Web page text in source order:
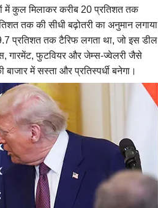
में कुल मिलाकर करीब 20 प्रतिशत तक
तक की सीधी बढ़ोतरी का अनुमान लगाया
प्रतिशत तक टैरिफ लगता था, जो इस डील
गारमेंट, फुटवियर और जेम्स-ज्वेलरी जैसे
में सस्ता और प्रतिस्पर्धीबनेगा।